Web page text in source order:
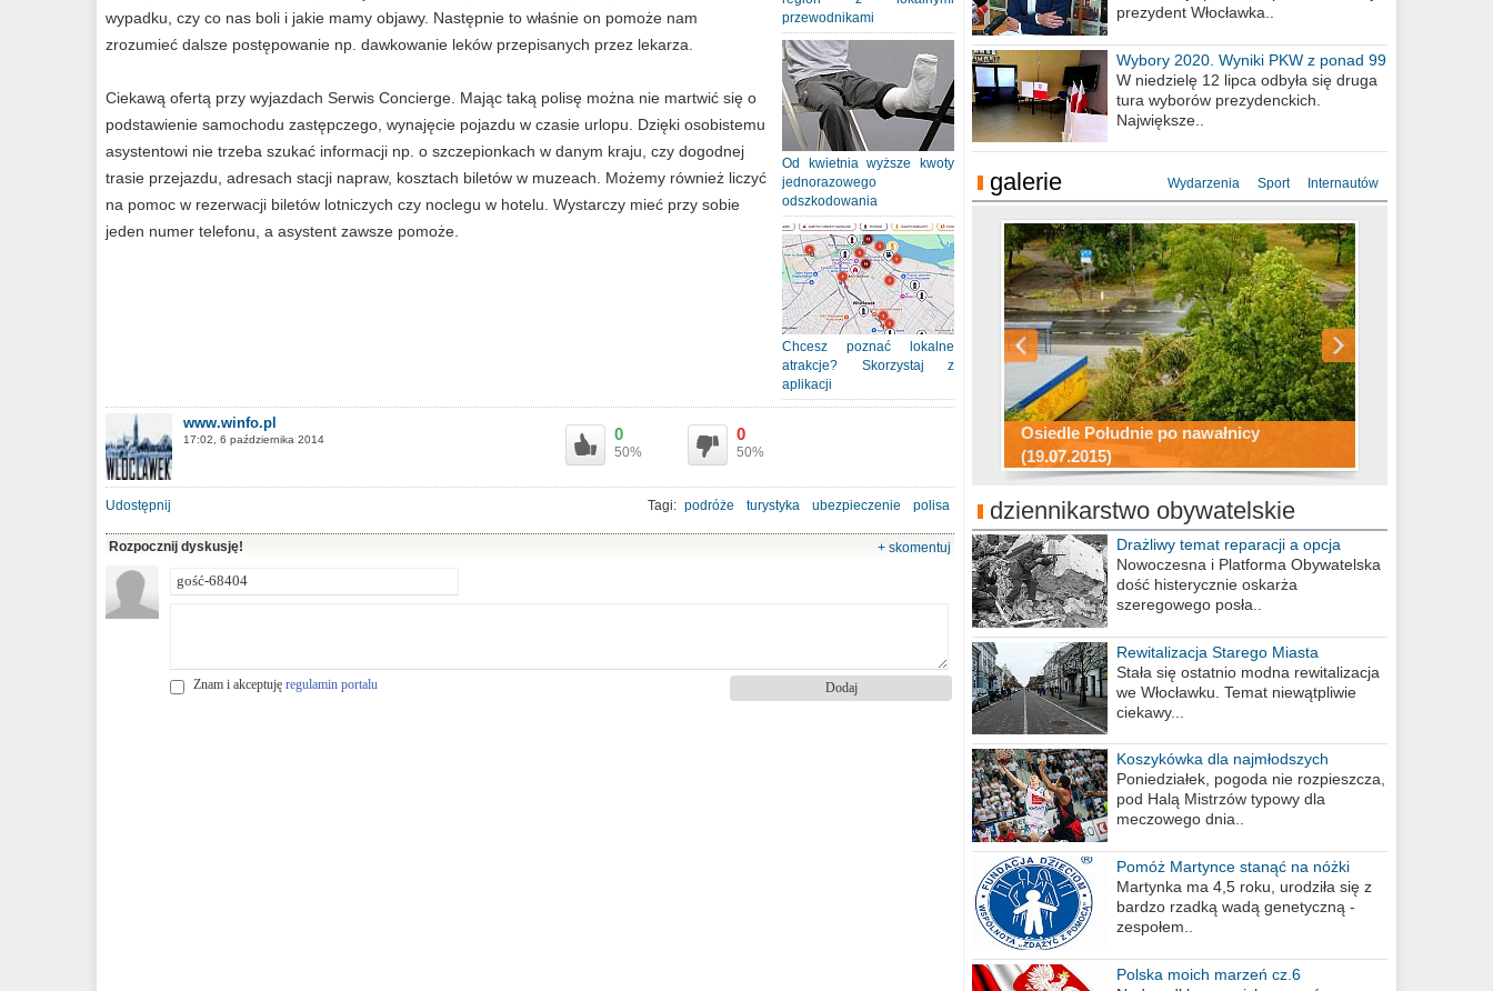
przewodnikami
Od kwietnia wyższe kwoty
jednorazowego
odszkodowania
Chcesz poznać lokalne
atrakcje? Skorzystaj z
aplikacji
wypadku, czy co nas boli i jakie mamy objawy. Następnie to właśnie on pomoże nam
zrozumieć dalsze postępowanie np. dawkowanie leków przepisanych przez lekarza.
Ciekawą ofertą przy wyjazdach Serwis Concierge. Mając taką polisę można nie martwić się o
podstawienie samochodu zastępczego, wynajęcie pojazdu w czasie urlopu. Dzięki osobistemu
asystentowi nie trzeba szukać informacji np. o szczepionkach w danym kraju, czy dogodnej
trasie przejazdu, adresach stacji napraw, kosztach biletów w muzeach. Możemy również liczyć
na pomoc w rezerwacji biletów lotniczych czy noclegu w hotelu. Wystarczy mieć przy sobie
jeden numer telefonu, a asystent zawsze pomoże.
www.winfo.pl
17:02, 6 października 2014 0
50%
0
50%
Udostępnij Tagi: podróże turystyka ubezpieczenie polisa
Rozpocznij dyskusję! + skomentuj
Znam i akceptuję regulamin portalu
prezydent Włocławka..
Wybory 2020. Wyniki PKW z ponad 99
procent obwodów
W niedzielę 12 lipca odbyła się druga
tura wyborów prezydenckich.
Największe..
galerie Wydarzenia Sport Internautów
Osiedle Południe po nawałnicy
(19.07.2015)
Wizytówka Włocławka
polowanie wigilijne 2014
Miasto kładzie się do snu .
Konkurs fotograficzny "Co to za
miejsca"
Ścieżka rowerowa w naszym mieście
dziennikarstwo obywatelskie
Drażliwy temat reparacji a opcja
berlińska
Nowoczesna i Platforma Obywatelska
dość histerycznie oskarża
szeregowego posła..
Rewitalizacja Starego Miasta
Stała się ostatnio modna rewitalizacja
we Włocławku. Temat niewątpliwie
ciekawy...
Koszykówka dla najmłodszych
Poniedziałek, pogoda nie rozpieszcza,
pod Halą Mistrzów typowy dla
meczowego dnia..
Pomóż Martynce stanąć na nóżki
Martynka ma 4,5 roku, urodziła się z
bardzo rzadką wadą genetyczną -
zespołem..
Polska moich marzeń cz.6